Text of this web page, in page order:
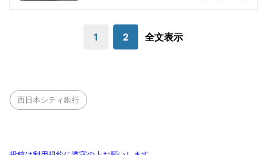
1 2 全文表示
西日本シティ銀行